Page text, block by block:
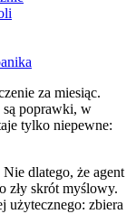
za miesiąc.
poprawki, w
tylko niepewne:
dlatego, że agent
zły skrót myślowy.
użytecznego: zbiera